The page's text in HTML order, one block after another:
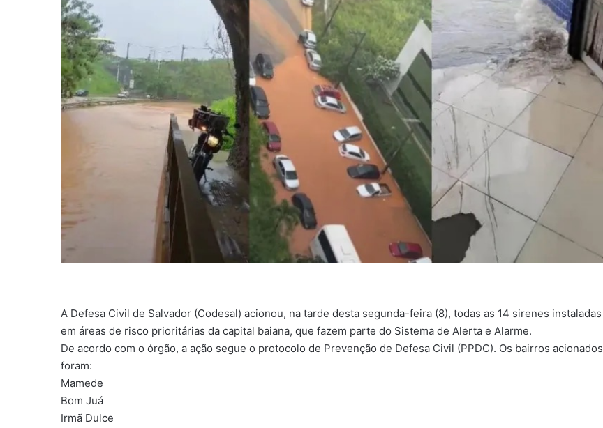
A Defesa Civil de Salvador (Codesal) acionou, na tarde desta segunda-feira (8), todas as 14 sirenes instaladas
em áreas de risco prioritárias da capital baiana, que fazem parte do Sistema de Alerta e Alarme.
De acordo com o órgão, a ação segue o protocolo de Prevenção de Defesa Civil (PPDC). Os bairros acionados
foram:
Mamede
Bom Juá
Irmã Dulce